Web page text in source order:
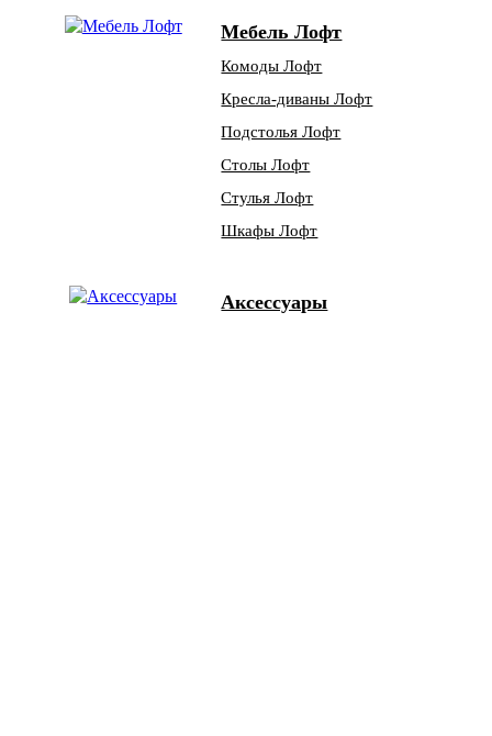
Мебель Лофт
Комоды Лофт
Кресла-диваны Лофт
Подстолья Лофт
Столы Лофт
Стулья Лофт
Шкафы Лофт
Аксессуары